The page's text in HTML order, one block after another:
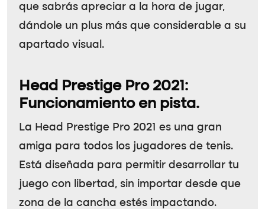
que sabrás apreciar a la hora de jugar,
dándole un plus más que considerable a su
apartado visual.
Head Prestige Pro 2021:
Funcionamiento en pista.
La Head Prestige Pro 2021 es una gran
amiga para todos los jugadores de tenis.
Está diseñada para permitir desarrollar tu
juego con libertad, sin importar desde que
zona de la cancha estés impactando.